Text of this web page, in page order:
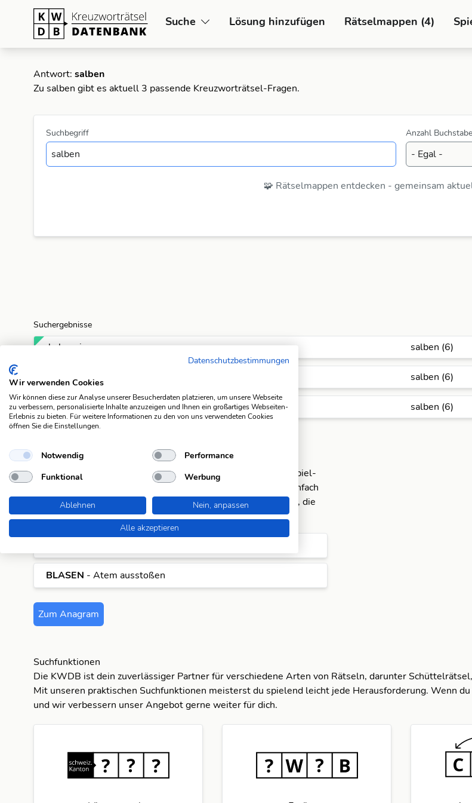
Suche Lösung hinzufügen Rätselmappen (4)
Antwort: salben
Zu salben gibt es aktuell 3 passende Kreuzworträtsel-Fragen.
Suchbegriff Anzahl
🧩 Rätselmappen entdecken - gemeinsam
Suchergebnisse
balsamieren salben (6)
hereinlegen salben (6)
rituelles Einreiben salben (6)
Für die Antwort "salben" gibt es aktuell 2 Anagramme in der
Datenbank. Pro Anagramm zeigen wir dir eine passende Beispiel-
Lösung an. Wenn du alle Lösungen sehen möchtest, klicke einfach
auf das entsprechende Anagramm um alle Fragen anzuzeigen, die
dazu passen.
BLASEN - Atem ausstoßen
Zum Anagram
Suchfunktionen
Die KWDB ist dein zuverlässiger Partner für verschiedene Arten von Rätseln, darunter
Mit unseren praktischen Suchfunktionen meisterst du spielend leicht jede Herausforderung. Wenn
und wir verbessern unser Angebot gerne weiter für dich.
Datenschutzbestimmungen
Wir verwenden Cookies
Wir können diese zur Analyse unserer Besucherdaten platzieren, um unsere Webseite
zu verbessern, personalisierte Inhalte anzuzeigen und Ihnen ein großartiges Webseiten-
Erlebnis zu bieten. Für weitere Informationen zu den von uns verwendeten Cookies
öffnen Sie die Einstellungen.
Notwendig
Performance
Funktional
Werbung
Ablehnen
Nein, anpassen
Alle akzeptieren